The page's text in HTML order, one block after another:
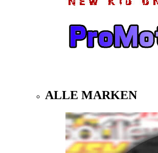
ALLE MARKEN